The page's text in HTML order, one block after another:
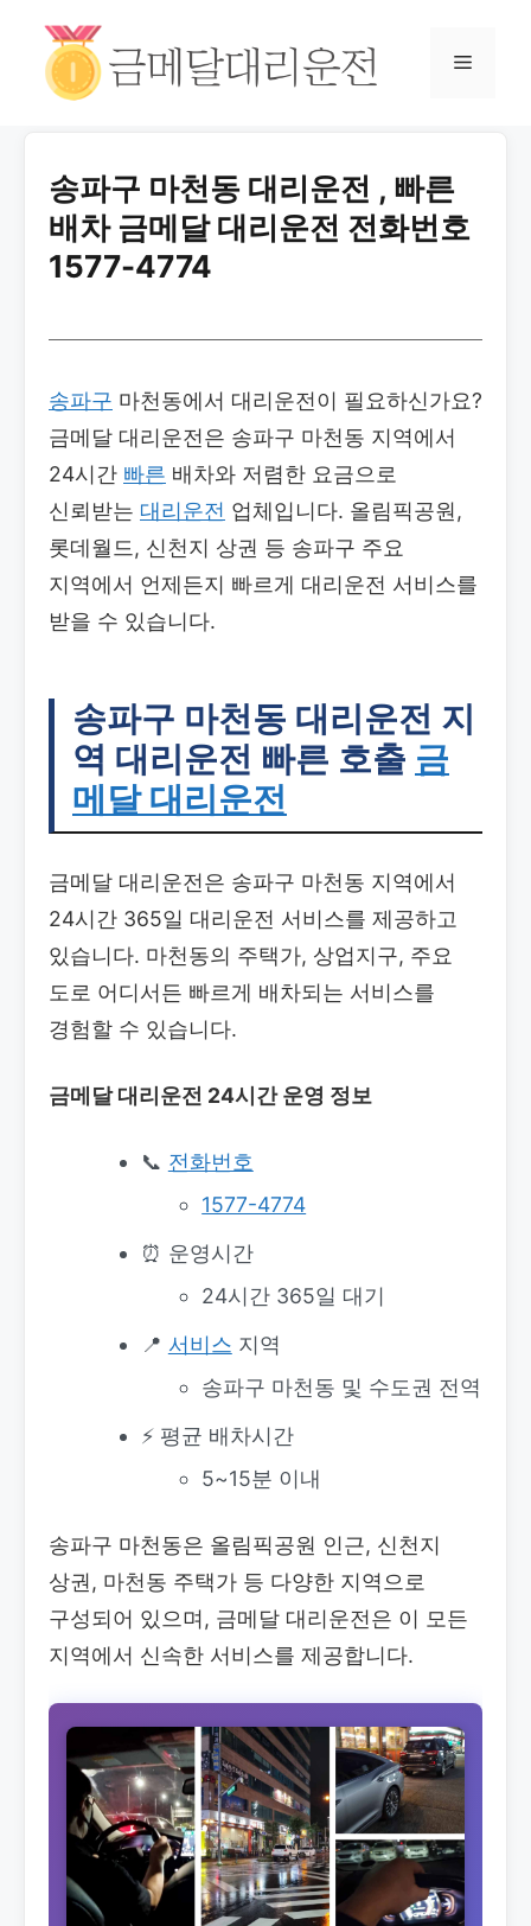
송파구 마천동 대리운전 , 빠른
배차 금메달 대리운전 전화번호
1577-4774
송파구 마천동에서 대리운전이 필요하신가요?
금메달 대리운전은 송파구 마천동 지역에서
24시간 빠른 배차와 저렴한 요금으로
신뢰받는 대리운전 업체입니다. 올림픽공원,
롯데월드, 신천지 상권 등 송파구 주요
지역에서 언제든지 빠르게 대리운전 서비스를
받을 수 있습니다.
송파구 마천동 대리운전 지
역 대리운전 빠른 호출 금
메달 대리운전
금메달 대리운전은 송파구 마천동 지역에서
24시간 365일 대리운전 서비스를 제공하고
있습니다. 마천동의 주택가, 상업지구, 주요
도로 어디서든 빠르게 배차되는 서비스를
경험할 수 있습니다.
금메달 대리운전 24시간 운영 정보
📞 전화번호
1577-4774
⏰ 운영시간
24시간 365일 대기
📍 서비스 지역
송파구 마천동 및 수도권 전역
⚡ 평균 배차시간
5~15분 이내
송파구 마천동은 올림픽공원 인근, 신천지
상권, 마천동 주택가 등 다양한 지역으로
구성되어 있으며, 금메달 대리운전은 이 모든
지역에서 신속한 서비스를 제공합니다.